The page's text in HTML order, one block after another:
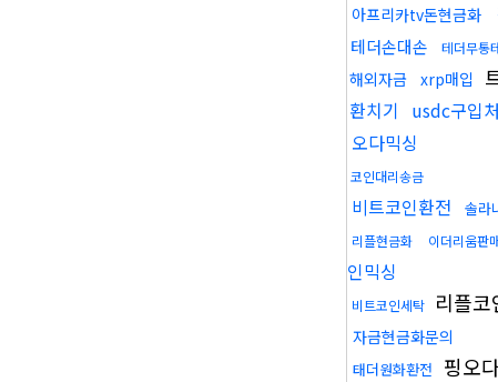
아프리카tv돈현금화
테더손대손
테더무통
해외자금 xrp매입
환치기 usdc구입처
오다믹싱
코인대리송금
비트코인환전 솔라
리플현금화 이더리움판
인믹싱
비트코인세탁 리플코
자금현금화문의
태더원화환전 핑오